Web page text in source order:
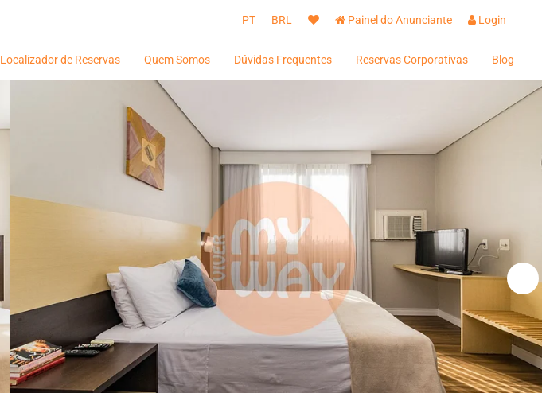
PT BRL Painel do Anunciante Login
Localizador de Reservas Quem Somos Dúvidas Frequentes Reservas Corporativas Blog